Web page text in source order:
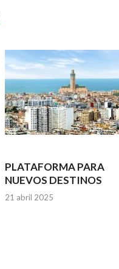
PLATAFORMA PARA
NUEVOS DESTINOS
21 abril 2025